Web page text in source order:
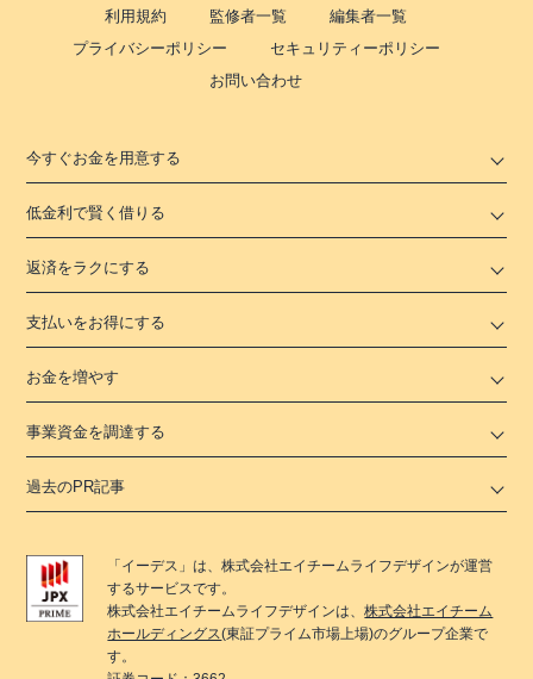
利用規約
監修者一覧
編集者一覧
プライバシーポリシー
セキュリティーポリシー
お問い合わせ
今すぐお金を用意する
低金利で賢く借りる
返済をラクにする
支払いをお得にする
お金を増やす
事業資金を調達する
過去のPR記事
「 イーデス 」は、株式会社エイチームライフデザインが運営
するサービスです。
株式会社エイチームライフデザインは、株式会社エイチーム
ホールディングス(東証プライム市場上場)のグループ企業で
す。